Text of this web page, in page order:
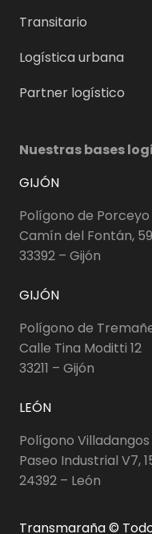
Transitario
Logística urbana
Partner logístico
Nuestras bases
GIJÓN
Polígono de Porceyo
Camín del Fontán,
33392 – Gijón
GIJÓN
Polígono de
Calle Tina Moditti 12
33211 – Gijón
LEÓN
Polígono
Paseo Industrial V7,
24392 – León
Transmaraña ©